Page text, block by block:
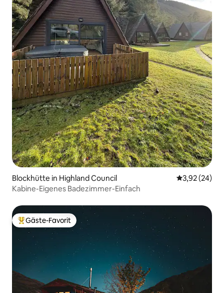
Blockhütte in Highland Council
3,92 (24)
Kabine-Eigenes Badezimmer-Einfach
Beliebter Gäste-Favorit.
Gäste-Favorit